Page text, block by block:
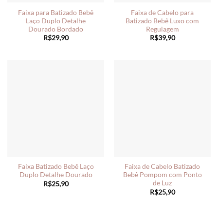
Faixa para Batizado Bebê
Laço Duplo Detalhe
Dourado Bordado
R$29,90
Faixa de Cabelo para
Batizado Bebê Luxo com
Regulagem
R$39,90
Faixa Batizado Bebê Laço
Duplo Detalhe Dourado
R$25,90
Faixa de Cabelo Batizado
Bebê Pompom com Ponto
de Luz
R$25,90